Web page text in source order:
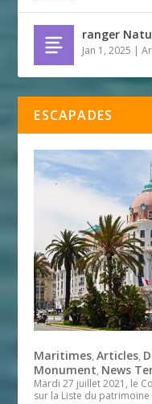
ranger
Jan 1, 2025 |
ESCAPADES
Maritimes,Articles,
Monument, News
Mardi 27 juillet 2021, le
sur la Liste du patrimoine